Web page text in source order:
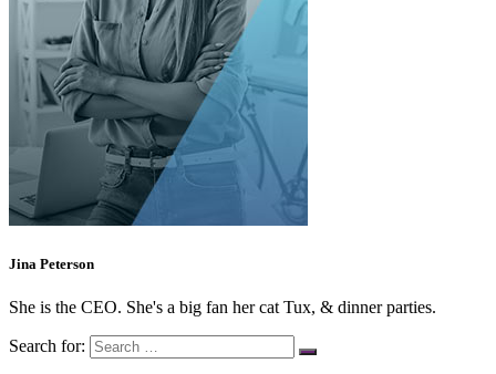
Jina Peterson
She is the CEO. She's a big fan her cat Tux, & dinner parties.
Search for: